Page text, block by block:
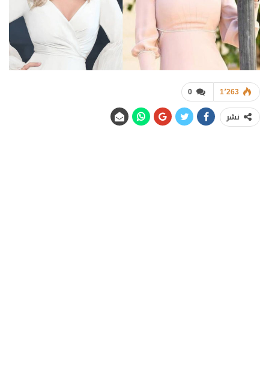
0 1٬263
نشر